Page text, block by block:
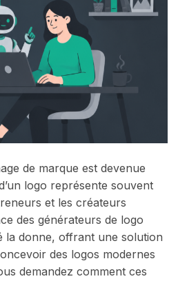
de marque est devenue
logo représente souvent
et les créateurs
des générateurs de logo
la donne, offrant une solution
des logos modernes
demandez comment ces